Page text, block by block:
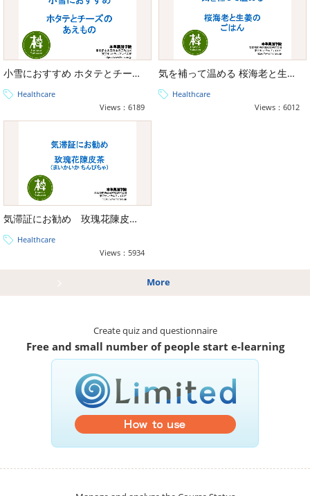
小雪におすすめ ホタテとチーズのあえもの
Healthcare
Views：6189
気を補って温める 桜海老と生姜のごはん
Healthcare
Views：6012
気滞証にお勧め 玫瑰花陳皮茶（まいかいか ちんぴちゃ）
Healthcare
Views：5934
More
Create quiz and questionnaire
Free and small number of people start e-learning